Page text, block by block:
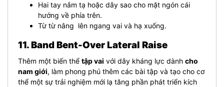
Hai tay nắm tạ hoặc dây sao cho mặt ngón cái
hướng về phía trên.
Từ từ nâng lên ngang vai và hạ xuống.
11. Band Bent-Over Lateral Raise
Thêm một biến thể tập vai với dây kháng lực dành cho
nam giới, làm phong phú thêm các bài tập và tạo cho cơ
thể một sự trải nghiệm mới lạ tăng phần phát triển kích